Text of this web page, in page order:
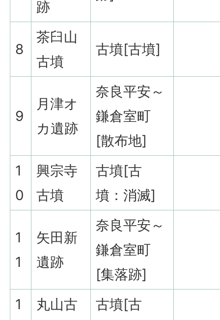
跡
8
茶臼山
古墳
古墳[古墳]
9
月津オ
カ遺跡
奈良平安～
鎌倉室町
[散布地]
1
0
興宗寺
古墳
古墳[古
墳：消滅]
1
1
矢田新
遺跡
奈良平安～
鎌倉室町
[集落跡]
1
丸山古
古墳[古